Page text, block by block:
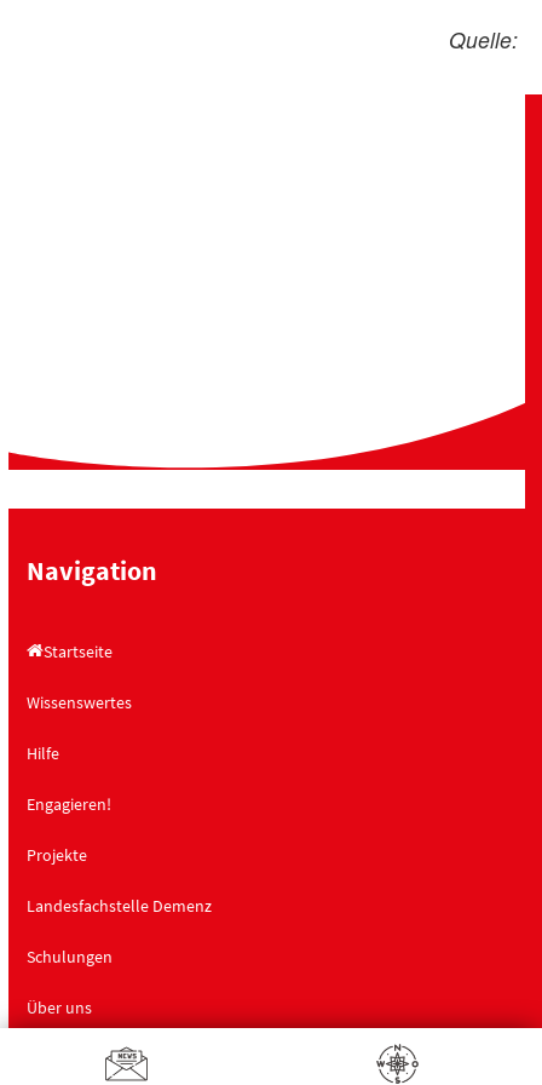
Quelle:
Navigation
Startseite
Wissenswertes
Hilfe
Engagieren!
Projekte
Landesfachstelle Demenz
Schulungen
Über uns